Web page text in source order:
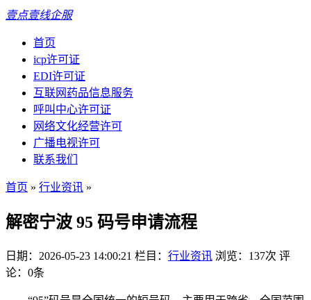
壹点壹线企服
首页
icp许可证
EDI许可证
互联网药品信息服务
呼叫中心许可证
网络文化经营许可
广播电视许可
联系我们
首页 » 行业资讯 »
解密宁波 95 码号申请流程
日期：2026-05-23 14:00:21 栏目： 行业资讯 浏览：137次 评
论：0条